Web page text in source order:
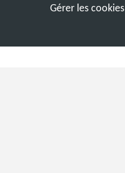
Gérer les cookies